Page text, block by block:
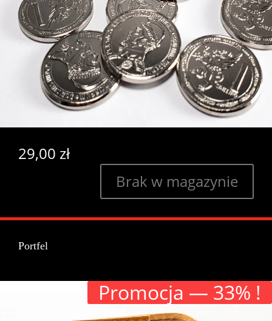
29,00 zł
Brak w magazynie
Portfel
Pro­moc­ja — 33% !